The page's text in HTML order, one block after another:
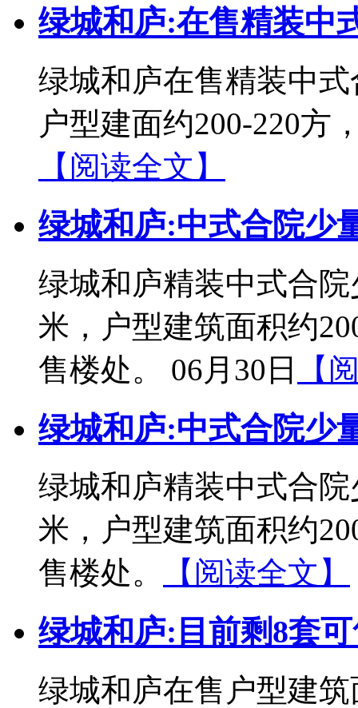
绿城和庐:在售精装中
绿城和庐在售精装中
户型建面约200-220方
【阅读全文】
绿城和庐:中式合院少
绿城和庐精装中式合
米，户型建筑面积约
售楼处。 06月30日
【
绿城和庐:中式合院少
绿城和庐精装中式合
米，户型建筑面积约
售楼处。
【阅读全文】
绿城和庐:目前剩8套
绿城和庐在售户型建